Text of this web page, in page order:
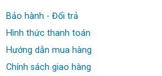
mạnh mẽ lại không kém phần tinh tế,
trương nhưng lại toả ra một khí chất
Điểm nổi bật mà ta không thể bỏ qua
đèn LED trắng.
Bảo hành - Đổi trả
Hình thức thanh toán
Hướng dẫn mua hàng
Chính sách giao hàng